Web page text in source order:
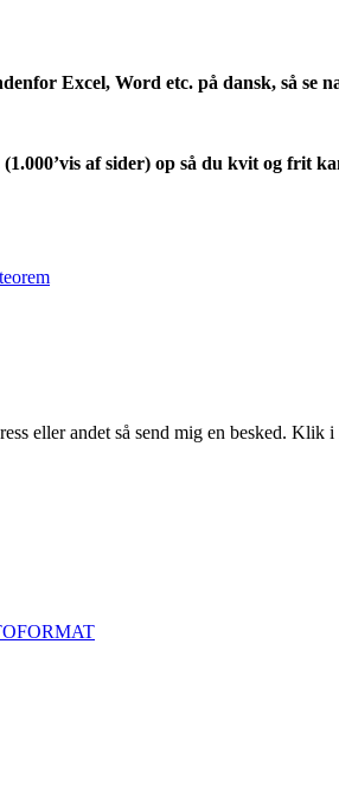
Excel, Word etc. på dansk, så se
af sider) op så du kvit og frit
eller andet så send mig en besked. Klik